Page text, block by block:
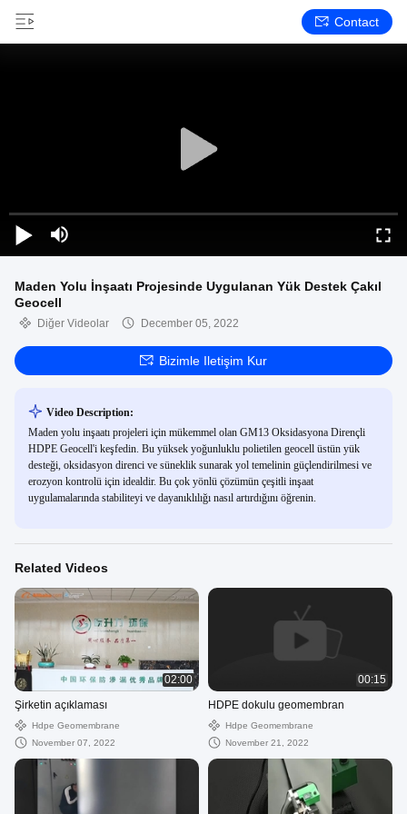
Contact
Maden Yolu İnşaatı Projesinde Uygulanan Yük Destek Çakıl
Geocell
Diğer Videolar December 05, 2022
Bizimle Iletişim Kur
Video Description:
Maden yolu inşaatı projeleri için mükemmel olan GM13 Oksidasyona Dirençli
HDPE Geocell'i keşfedin. Bu yüksek yoğunluklu polietilen geocell üstün yük
desteği, oksidasyon direnci ve süneklik sunarak yol temelinin güçlendirilmesi ve
erozyon kontrolü için idealdir. Bu çok yönlü çözümün çeşitli inşaat
uygulamalarında stabiliteyi ve dayanıklılığı nasıl artırdığını öğrenin.
Related Videos
02:00
Şirketin açıklaması
Hdpe Geomembrane
November 07, 2022
00:15
HDPE dokulu geomembran
Hdpe Geomembrane
November 21, 2022